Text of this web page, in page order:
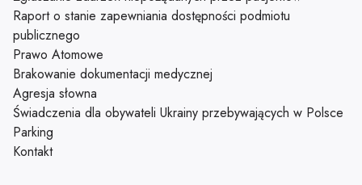
Raport o stanie zapewniania dostępności podmiotu
publicznego
Prawo Atomowe
Brakowanie dokumentacji medycznej
Agresja słowna
Świadczenia dla obywateli Ukrainy przebywających w Polsce
Parking
Kontakt